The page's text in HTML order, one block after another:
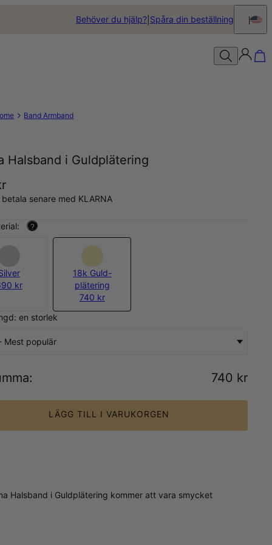
Behöver du hjälp? Spåra din beställning
Band Armband
Halsband i Guldplätering
betala senare med KLARNA
?
kr
18k Guld-
plätering
740 kr
en storlek
Mest populär
: 740 kr
LÄGG TILL I VARUKORGEN
Halsband i Guldplätering kommer att vara smycket